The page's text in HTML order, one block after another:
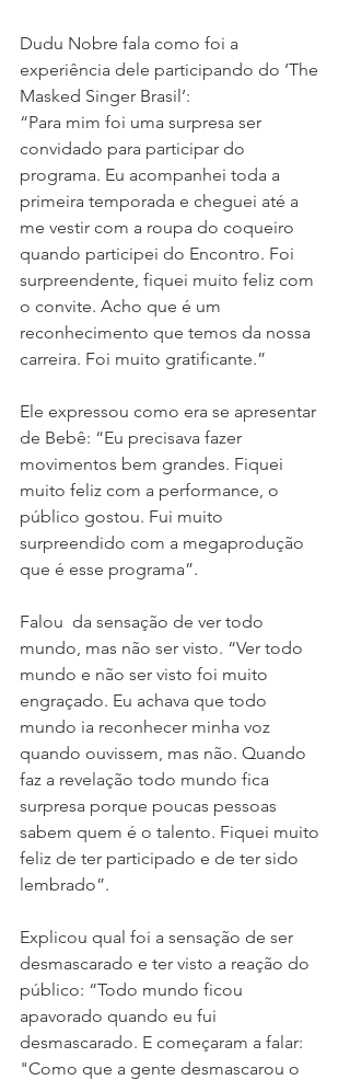
Dudu Nobre fala como foi a
experiência dele participando do ‘The
Masked Singer Brasil’:
“Para mim foi uma surpresa ser
convidado para participar do
programa. Eu acompanhei toda a
primeira temporada e cheguei até a
me vestir com a roupa do coqueiro
quando participei do Encontro. Foi
surpreendente, fiquei muito feliz com
o convite. Acho que é um
reconhecimento que temos da nossa
carreira. Foi muito gratificante.”
Ele expressou como era se apresentar
de Bebê: “Eu precisava fazer
movimentos bem grandes. Fiquei
muito feliz com a performance, o
público gostou. Fui muito
surpreendido com a megaprodução
que é esse programa”.
Falou  da sensação de ver todo
mundo, mas não ser visto. “Ver todo
mundo e não ser visto foi muito
engraçado. Eu achava que todo
mundo ia reconhecer minha voz
quando ouvissem, mas não. Quando
faz a revelação todo mundo fica
surpresa porque poucas pessoas
sabem quem é o talento. Fiquei muito
feliz de ter participado e de ter sido
lembrado”.
Explicou qual foi a sensação de ser
desmascarado e ter visto a reação do
público: “Todo mundo ficou
apavorado quando eu fui
desmascarado. E começaram a falar:
"Como que a gente desmascarou o